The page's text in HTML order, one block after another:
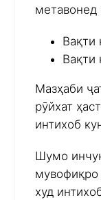
метавонед
Вақти
Вақти
Мазҳаби
рӯйхат
интихоб
Шумо
мувофиқро
худ